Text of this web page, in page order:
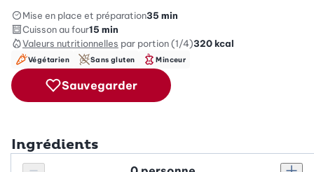
Mise en place et préparation35 min
Cuisson au four15 min
Valeurs nutritionnelles par portion (1/4)320kcal
Végétarien Sans gluten Minceur
Sauvegarder
Ingrédients